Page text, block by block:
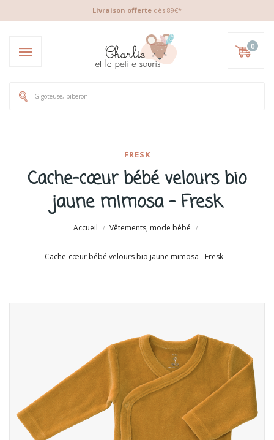
Livraison offerte dès 89€*
0
FRESK
Cache-cœur bébé velours bio
jaune mimosa - Fresk
Accueil Vêtements, mode bébé
Cache-cœur bébé velours bio jaune mimosa - Fresk